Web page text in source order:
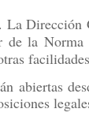
. La Dirección
de la Norma
abiertas